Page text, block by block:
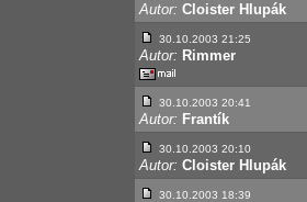
Autor: Cloister Hlupák
30.10.2003 21:25
Autor: Rimmer
30.10.2003 20:41
Autor: Frantík
30.10.2003 20:10
Autor: Cloister Hlupák
30.10.2003 18:39